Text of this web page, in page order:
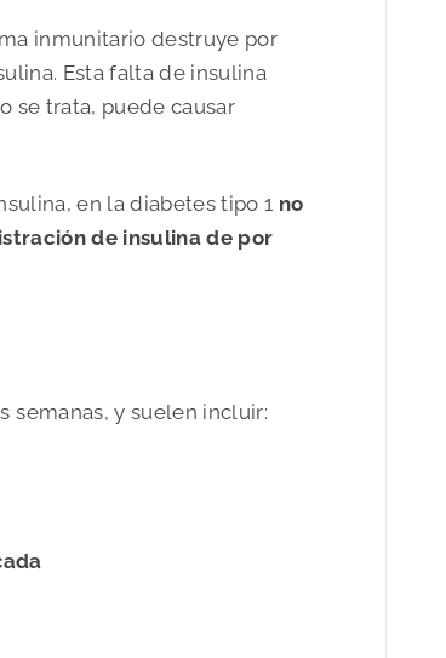
inmunitario destruye por
Esta falta de insulina
se trata, puede causar
en la diabetes tipo 1 no
de insulina de por
semanas, y suelen incluir: